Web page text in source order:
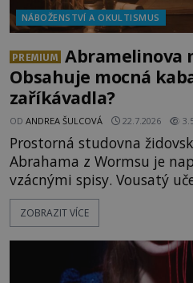
NÁBOŽENSTVÍ A OKULTISMUS
PREMIUM
Abramelinova
Obsahuje mocná
zaříkávadla?
OD ANDREA ŠULCOVÁ 22.7.2026
Prostorná studovna
Abrahama z Wormsu je
vzácnými spisy. Vousatý
před sebou má rozložený
magických textů. Jde o Abramelinův grimoár, který
kouzla, jak si někteří
pověru? Už šest měsíců
ZOBRAZIT VÍCE